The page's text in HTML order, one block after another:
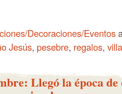
Decoraciones/Eventos
Jesús, pesebre, regalos,
Llegó la época